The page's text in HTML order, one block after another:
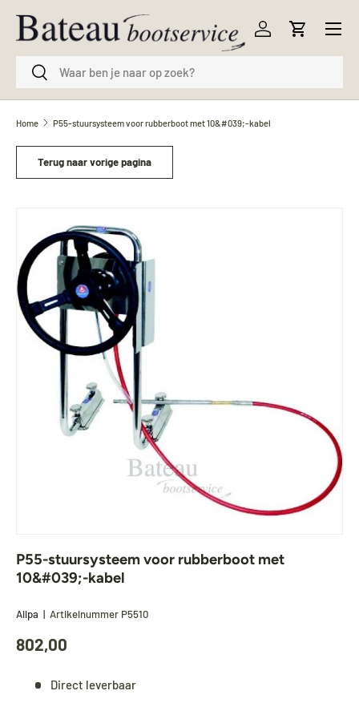
Ga naar inhoud
ZoekenZoeken
Inloggen
Menu
Home P55-stuursysteem voor rubberboot met 10&#039;-kabel
Terug naar vorige pagina
P55-stuursysteem voor rubberboot met
10&#039;-kabel
Allpa | Artikelnummer P5510
802,00
Direct leverbaar